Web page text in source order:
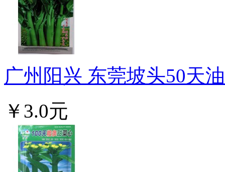
广州阳兴 东莞坡头50天
￥3.0元